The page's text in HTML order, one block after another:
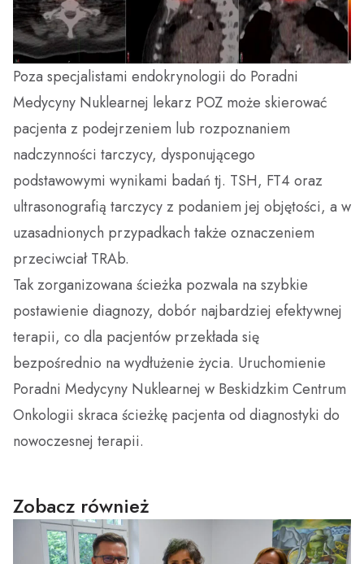
Poza specjalistami endokrynologii do Poradni
Medycyny Nuklearnej lekarz POZ może skierować
pacjenta z podejrzeniem lub rozpoznaniem
nadczynności tarczycy, dysponującego
podstawowymi wynikami badań tj. TSH, FT4 oraz
ultrasonografią tarczycy z podaniem jej objętości, a w
uzasadnionych przypadkach także oznaczeniem
przeciwciał TRAb.
Tak zorganizowana ścieżka pozwala na szybkie
postawienie diagnozy, dobór najbardziej efektywnej
terapii, co dla pacjentów przekłada się
bezpośrednio na wydłużenie życia. Uruchomienie
Poradni Medycyny Nuklearnej w Beskidzkim Centrum
Onkologii skraca ścieżkę pacjenta od diagnostyki do
nowoczesnej terapii.
Zobacz również